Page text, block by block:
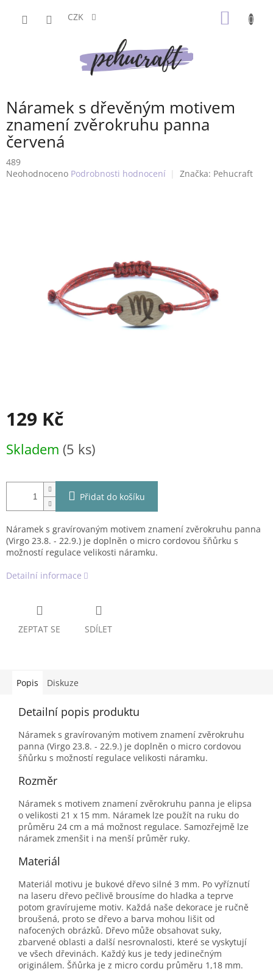
CZK
Náramek s dřevěným motivem
znamení zvěrokruhu panna
červená
489
Průměrné
Neohodnoceno Podrobnosti hodnocení Značka: Pehucraft
129 Kč
cena:
Skladem (5 ks)
Přidat do košíku
Náramek s gravírovaným motivem znamení zvěrokruhu panna
(Virgo 23.8. - 22.9.) je doplněn o micro cordovou šňůrku s
možností regulace velikosti náramku.
Detailní informace
ZEPTAT SE SDÍLET
Popis Diskuze
Detailní popis produktu
Náramek s gravírovaným motivem znamení zvěrokruhu
panna (Virgo 23.8. - 22.9.) je doplněn o micro cordovou
šňůrku s možností regulace velikosti náramku.
Rozměr
Náramek s motivem znamení zvěrokruhu panna je elipsa
o velikosti 21 x 15 mm. Náramek lze použít na ruku do
průměru 24 cm a má možnost regulace. Samozřejmě lze
náramek zmenšit i na menší průměr ruky.
Materiál
Materiál motivu je bukové dřevo silné 3 mm. Po vyříznutí
na laseru dřevo pečlivě brousíme do hladka a teprve
potom gravírujeme motiv. Každá naše dekorace je ručně
broušená, proto se dřevo a barva mohou lišit od
nafocených obrázků. Dřevo může obsahovat suky,
zbarvené oblasti a další nesrovnalosti, které se vyskytují
ve všech dřevinách. Každý kus je tedy jedinečným
originálem. Šňůrka je z micro cordu průměru 1,18 mm.